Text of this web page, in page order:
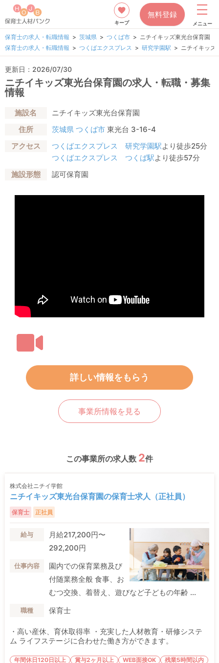
キープ
無料登録
メニュー
保育士の求人・転職情報 茨城県 つくば市
ニチイキッズ東光台保育園
保育士の求人・転職情報
つくばエクスプレス 研究学園駅 ニチイキッズ
更新日：2026/07/30
ニチイキッズ東光台保育園の求人・転職・募集
情報
施設名
ニチイキッズ東光台保育園
住所
茨城県 つくば市東光台 3-16-4
アクセス
つくばエクスプレス 研究学園駅より徒歩25分
つくばエクスプレス
つくば駅より徒歩57分
施設形態
認可保育園
詳しい情報をもらう
事業所情報を見る
この事業所の求人数 2件
株式会社ニチイ学館
ニチイキッズ東光台保育園の保育士求人（正社員）
保育士 正社員
給与
月給217,200円〜
292,200円
仕事内容
園内での保育業務及び
付随業務全般 食事、お
むつ交換、着替え、遊びなど子どもの年齢 ...
職種 保育士
・高い産休、育休取得率 ・充実した人材教育・研修システ
ム ライフステージに合わせた働き方ができます。
年間休日120日以上 賞与2ヶ月以上 WEB面接OK
残業5時間以内